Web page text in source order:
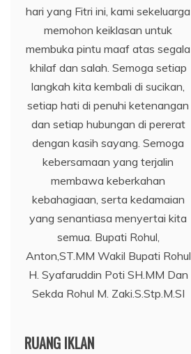
hari yang Fitri ini, kami sekeluarga
memohon keiklasan untuk
membuka pintu maaf atas segala
khilaf dan salah. Semoga setiap
langkah kita kembali di sucikan,
setiap hati di penuhi ketenangan
dan setiap hubungan di pererat
dengan kasih sayang. Semoga
kebersamaan yang terjalin
membawa keberkahan
kebahagiaan, serta kedamaian
yang senantiasa menyertai kita
semua. Bupati Rohul,
Anton,ST.MM Wakil Bupati Rohul
H. Syafaruddin Poti SH.MM Dan
Sekda Rohul M. Zaki.S.Stp.M.SI
RUANG IKLAN